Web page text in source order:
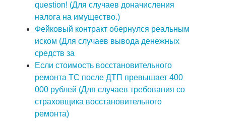
question! (Для случаев доначисления
налога на имущество.)
Фейковый контракт обернулся реальным
иском (Для случаев вывода денежных
средств за
Если стоимость восстановительного
ремонта ТС после ДТП превышает 400
000 рублей (Для случаев требования со
страховщика восстановительного
ремонта)